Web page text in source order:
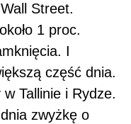
Street.
1 proc.
I
część dnia.
Tallinie i Rydze.
zwyżkę o